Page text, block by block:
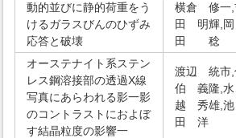
動的並びに静的荷重をう
けるガラスびんのひずみ
応答と破壊
横倉 修一,
田 明輝,岡
田 稔
オーステナイト系ステン
レス鋼溶接部の透過X線
写真にあらわれる影一影
のコントラストにおよぼ
す結晶粒度の影響一
渡辺 統市,
伯 義隆,水
越 秀雄,池
田 洋